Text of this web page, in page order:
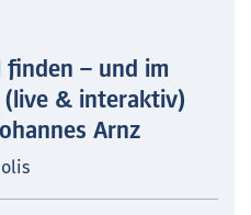
finden – und im
& interaktiv)
Arnz